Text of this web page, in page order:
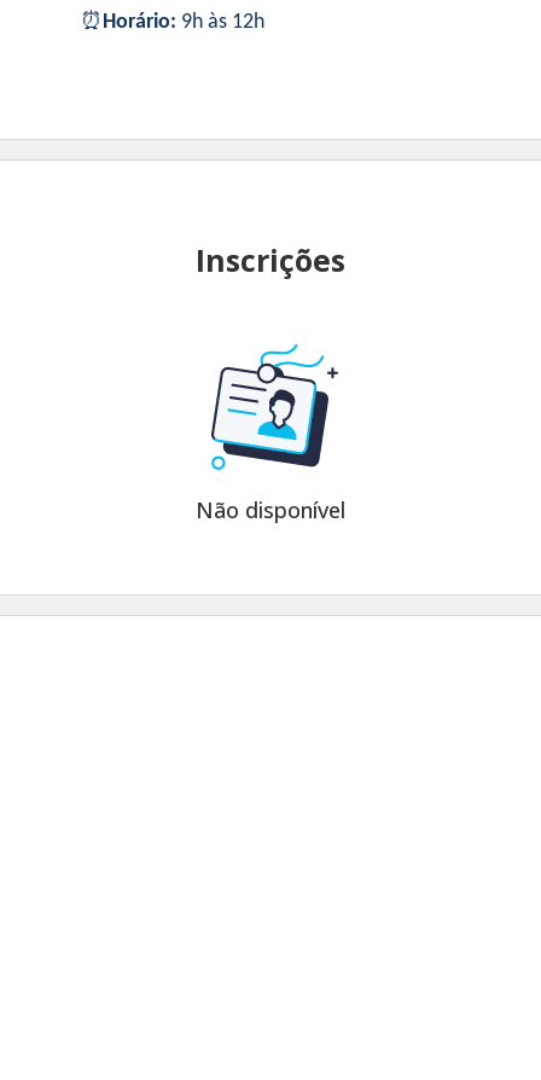
⏰ Horário: 9h às 12h
Inscrições
Não disponível